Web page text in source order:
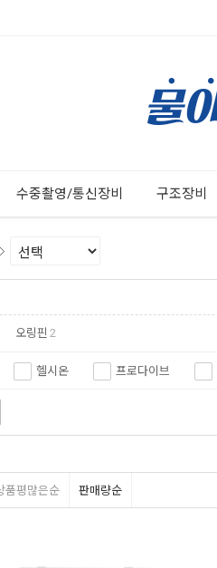
수중촬영/통신장비 구조장비
오링핀 2
헬시온 프로다이브
품평많은순 판매량순